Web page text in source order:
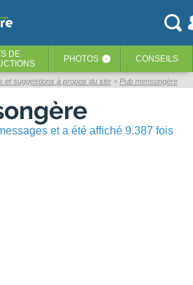
DE
PHOTOS ‹ CONSEILS
et suggestions à propos du site Pub mensongère
et a été affiché 9.387 fois